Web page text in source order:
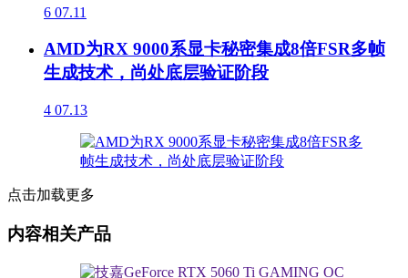
6 07.11
AMD为RX 9000系显卡秘密集成8倍FSR多帧
生成技术，尚处底层验证阶段
4 07.13
点击加载更多
内容相关产品